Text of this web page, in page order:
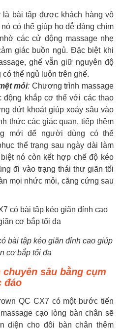
bài tập được khách hàng vô
có thể giúp họ dễ dàng chìm
các cử động massage nhẹ
giác buồn ngủ. Đặc biệt khi
ghế vẫn giữ nguyên độ
thể ngủ luôn trên ghế.
mỏi: Chương trình massage
động khắp cơ thể với các thao
dứt khoát giúp xoáy sâu vào
thức các giác quan, tiếp thêm
mới để người dùng có thể
thể trạng sau ngày dài làm
nó còn kết hợp chế độ kéo
đi vào trạng thái thư giãn tối
mọi nhức mỏi, căng cứng sau
bài tập kéo giãn đỉnh cao giúp
cơ bắp tối đa
chuyên sâu bằng cụm
đáo
QC CX7 có một bước tiến
cạo lòng bàn chân sẽ
diện cho đôi bàn chân thêm